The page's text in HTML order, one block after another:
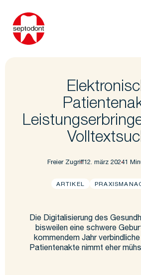
Freier Zugriff12. märz 20241
ARTIKEL
Die Digitalisierung des
bisweilen eine schwere
kommendem Jahr
Patientenakte nimmt eher